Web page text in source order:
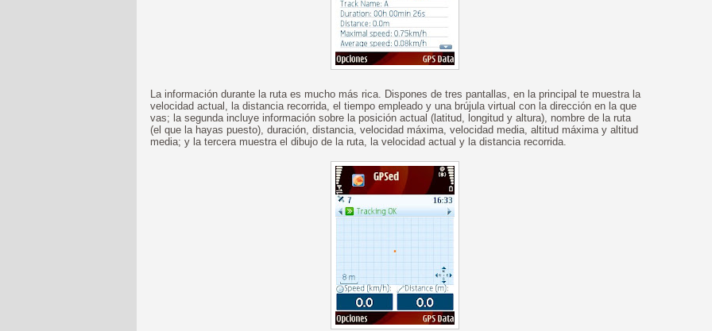
La información durante la ruta es mucho más rica. Dispones de tres pantallas, en la principal te muestra la
velocidad actual, la distancia recorrida, el tiempo empleado y una brújula virtual con la dirección en la que
vas; la segunda incluye información sobre la posición actual (latitud, longitud y altura), nombre de la ruta
(el que la hayas puesto), duración, distancia, velocidad máxima, velocidad media, altitud máxima y altitud
media; y la tercera muestra el dibujo de la ruta, la velocidad actual y la distancia recorrida.